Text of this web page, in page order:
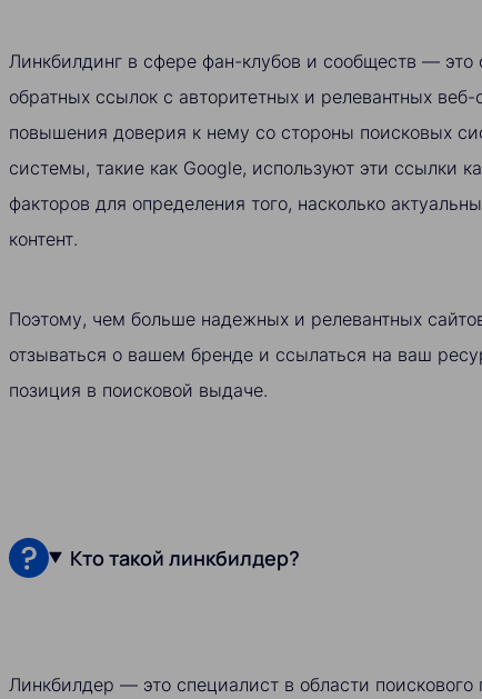
Линкбилдинг в сфере фан-клубов и сообществ — это
обратных ссылок с авторитетных и релевантных веб-
повышения доверия к нему со стороны поисковых
системы, такие как Google, используют эти ссылки
факторов для определения того, насколько
контент.
Поэтому, чем больше надежных и релевантных
отзываться о вашем бренде и ссылаться на ваш
позиция в поисковой выдаче.
Кто такой линкбилдер?
Линкбилдер — это специалист в области